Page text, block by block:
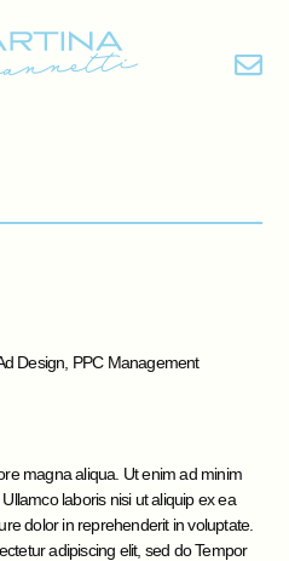
Design, PPC Management
magna aliqua. Ut enim ad minim
laboris nisi ut aliquip ex ea
dolor in reprehenderit in voluptate.
adipiscing elit, sed do Tempor